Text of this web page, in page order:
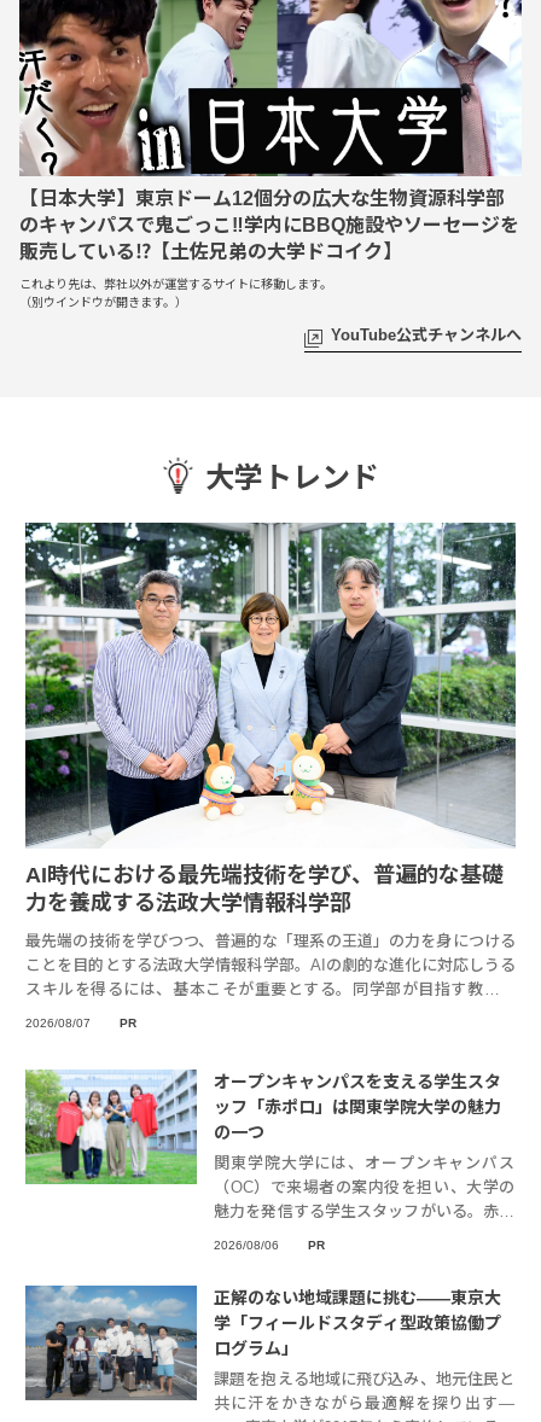
【日本大学】東京ドーム12個分の広大な生物資源科学部
のキャンパスで鬼ごっこ‼️学内にBBQ施設やソーセージを
販売している⁉️【土佐兄弟の大学ドコイク】
これより先は、弊社以外が運営するサイトに移動します。
（別ウインドウが開きます。）
YouTube公式チャンネルへ
大学トレンド
AI時代における最先端技術を学び、普遍的な基礎
力を養成する法政大学情報科学部
最先端の技術を学びつつ、普遍的な「理系の王道」の力を身につける
ことを目的とする法政大学情報科学部。AIの劇的な進化に対応しうる
スキルを得るには、基本こそが重要とする。同学部が目指す教育と
2026/08/07 PR
オープンキャンパスを支える学生スタ
ッフ「赤ポロ」は関東学院大学の魅力
の一つ
関東学院大学には、オープンキャンパス
（OC）で来場者の案内役を担い、大学の
魅力を発信する学生スタッフがいる。赤い
2026/08/06 PR
正解のない地域課題に挑む――東京大
学「フィールドスタディ型政策協働プ
ログラム」
課題を抱える地域に飛び込み、地元住民と
共に汗をかきながら最適解を探り出す―